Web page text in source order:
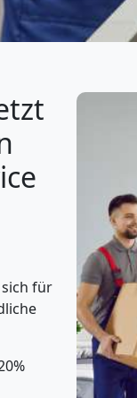
für